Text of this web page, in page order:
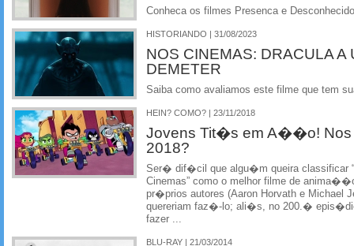
Conheca os filmes Presenca e
HISTORIANDO | 31/08/2023
NOS CINEMAS: DRACULA A
DEMETER
Saiba como avaliamos este filme que tem
HEIN? COMO? | 23/11/2018
Jovens Tit�s em A��o! Nos
2018?
Ser� dif�cil que algu�m queira
Cinemas” como o melhor filme de
pr�prios autores (Aaron Horvath e Michael
quereriam faz�-lo; ali�s, no 200.�
fazer ...
BLU-RAY | 21/03/2014